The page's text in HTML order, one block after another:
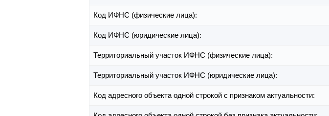
Код ИФНС (физические лица):
Код ИФНС (юридические лица):
Территориальный участок ИФНС (физические лица):
Территориальный участок ИФНС (юридические лица):
Код адресного объекта одной строкой с признаком актуальности: